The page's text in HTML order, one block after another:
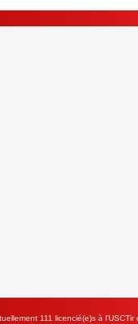
111 licencié(e)s à l'USCTir